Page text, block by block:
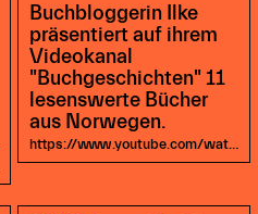
Buchbloggerin Ilke
präsentiert auf ihrem
Videokanal
"Buchgeschichten" 11
lesenswerte Bücher
aus Norwegen.
https://www.youtube.com/watch?v=D0gk9ubDQ_U